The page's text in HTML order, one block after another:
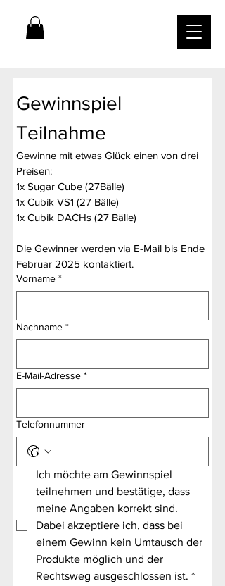
Gewinnspiel
Teilnahme
Gewinne mit etwas Glück einen von drei
Preisen:
1x Sugar Cube (27Bälle)
1x Cubik VS1 (27 Bälle)
1x Cubik DACHs (27 Bälle)
Die Gewinner werden via E-Mail bis Ende
Februar 2025 kontaktiert.
Vorname *
Nachname *
E-Mail-Adresse *
Telefonnummer
Ich möchte am Gewinnspiel
teilnehmen und bestätige, dass
meine Angaben korrekt sind.
Dabei akzeptiere ich, dass bei
einem Gewinn kein Umtausch der
Produkte möglich und der
Rechtsweg ausgeschlossen ist. *